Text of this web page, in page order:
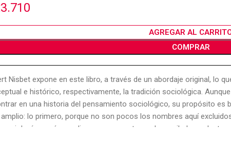
AGREGAR AL
COMPRAR
Nisbet expone en este libro, a través de un abordaje original, lo
e histórico, respectivamente, la tradición sociológica.
en una historia del pensamiento sociológico, su propósito es
lo primero, porque no son pocos los nombres aquí
sociología; y más amplio porque su autor no ha vacilado en
-ni en lo nominal ni en lo sustancial-, pero cuya relación con